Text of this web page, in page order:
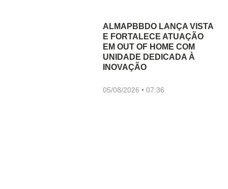
ALMAPBBDO LANÇA VISTA
E FORTALECE ATUAÇÃO
EM OUT OF HOME COM
UNIDADE DEDICADA À
INOVAÇÃO
05/08/2026 07:36